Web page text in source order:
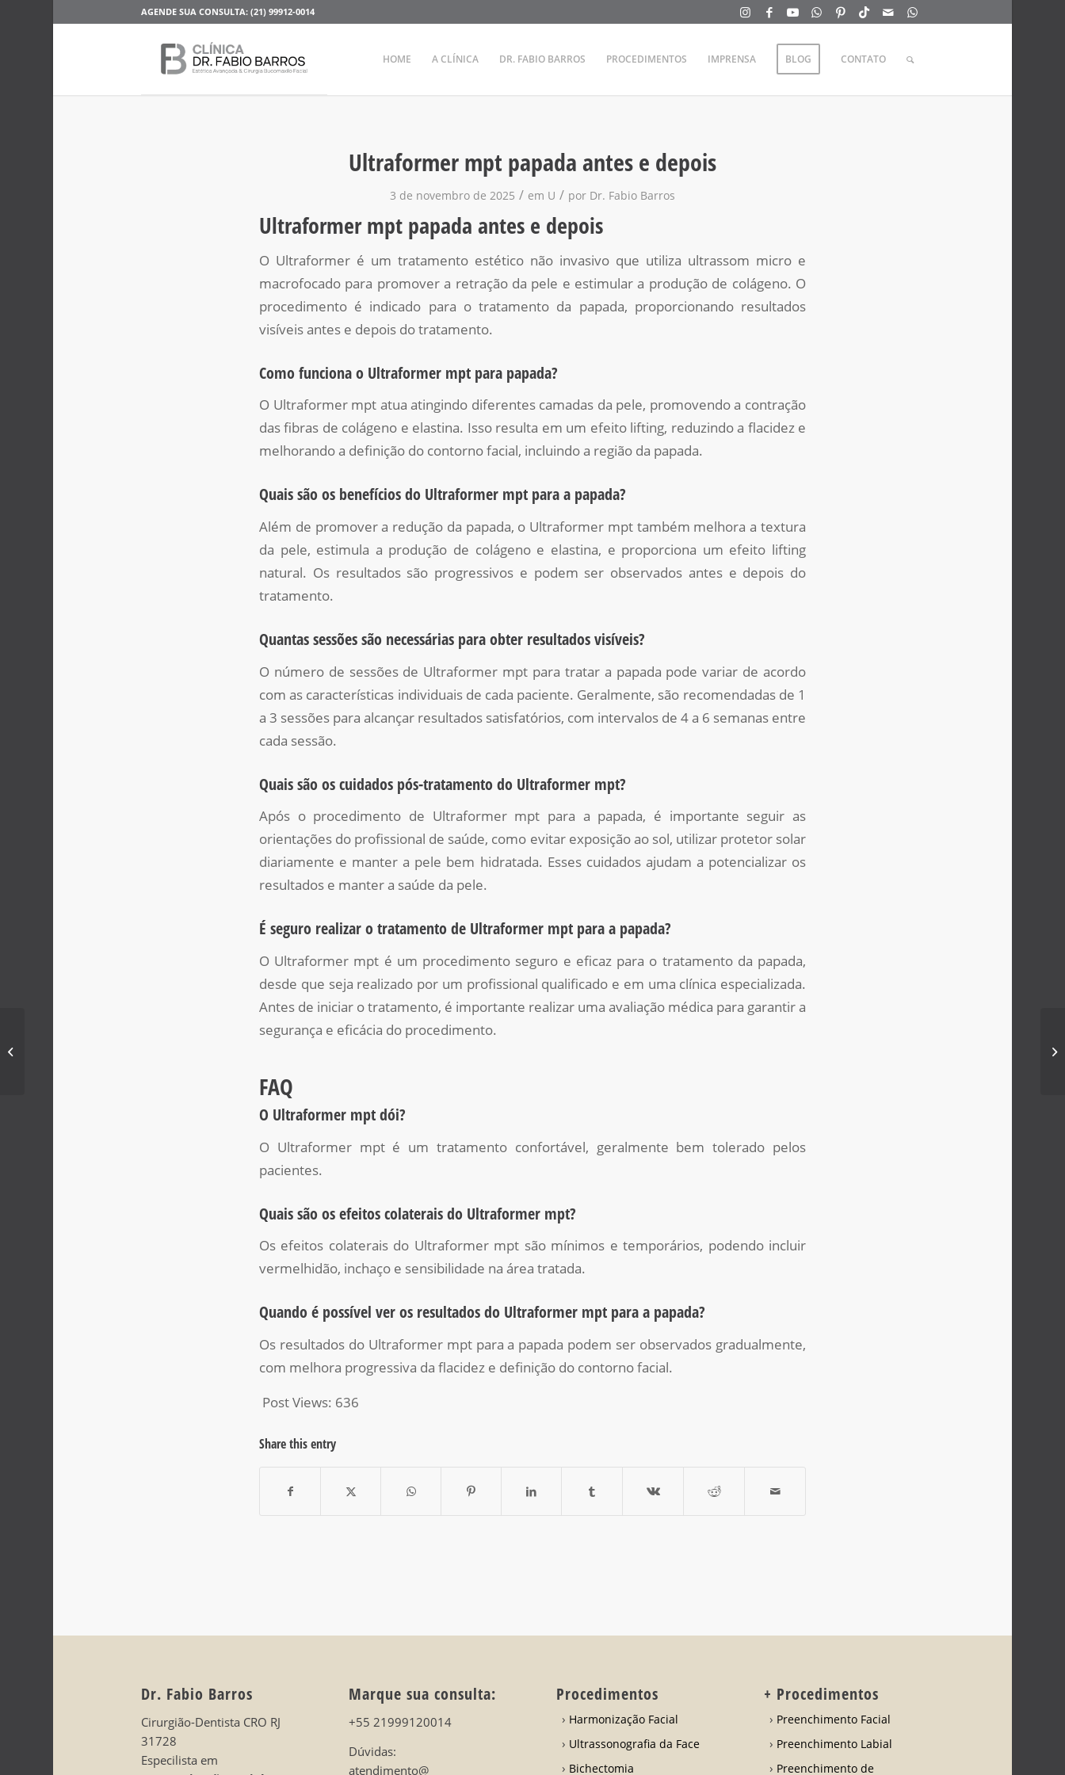
AGENDE SUA CONSULTA: (21) 99912-0014
HOME A CLÍNICA DR. FABIO BARROS PROCEDIMENTOS IMPRENSA BLOG CONTATO
Ultraformer mpt papada antes e depois
3 de novembro de 2025 / em U / por Dr. Fabio Barros
Ultraformer mpt papada antes e depois
O Ultraformer é um tratamento estético não invasivo que utiliza ultrassom micro e
macrofocado para promover a retração da pele e estimular a produção de colágeno. O
procedimento é indicado para o tratamento da papada, proporcionando resultados
visíveis antes e depois do tratamento.
Como funciona o Ultraformer mpt para papada?
O Ultraformer mpt atua atingindo diferentes camadas da pele, promovendo a contração
das fibras de colágeno e elastina. Isso resulta em um efeito lifting, reduzindo a flacidez e
melhorando a definição do contorno facial, incluindo a região da papada.
Quais são os benefícios do Ultraformer mpt para a papada?
Além de promover a redução da papada, o Ultraformer mpt também melhora a textura
da pele, estimula a produção de colágeno e elastina, e proporciona um efeito lifting
natural. Os resultados são progressivos e podem ser observados antes e depois do
tratamento.
Quantas sessões são necessárias para obter resultados visíveis?
O número de sessões de Ultraformer mpt para tratar a papada pode variar de acordo
com as características individuais de cada paciente. Geralmente, são recomendadas de 1
a 3 sessões para alcançar resultados satisfatórios, com intervalos de 4 a 6 semanas entre
cada sessão.
Quais são os cuidados pós-tratamento do Ultraformer mpt?
Após o procedimento de Ultraformer mpt para a papada, é importante seguir as
orientações do profissional de saúde, como evitar exposição ao sol, utilizar protetor solar
diariamente e manter a pele bem hidratada. Esses cuidados ajudam a potencializar os
resultados e manter a saúde da pele.
É seguro realizar o tratamento de Ultraformer mpt para a papada?
O Ultraformer mpt é um procedimento seguro e eficaz para o tratamento da papada,
desde que seja realizado por um profissional qualificado e em uma clínica especializada.
Antes de iniciar o tratamento, é importante realizar uma avaliação médica para garantir a
segurança e eficácia do procedimento.
FAQ
O Ultraformer mpt dói?
O Ultraformer mpt é um tratamento confortável, geralmente bem tolerado pelos
pacientes.
Quais são os efeitos colaterais do Ultraformer mpt?
Os efeitos colaterais do Ultraformer mpt são mínimos e temporários, podendo incluir
vermelhidão, inchaço e sensibilidade na área tratada.
Quando é possível ver os resultados do Ultraformer mpt para a papada?
Os resultados do Ultraformer mpt para a papada podem ser observados gradualmente,
com melhora progressiva da flacidez e definição do contorno facial.
Post Views: 636
Share this entry
Dr. Fabio Barros
Cirurgião-Dentista CRO RJ
31728
Especilista em
Marque sua consulta:
+55 21999120014
Dúvidas:
atendimento@
Procedimentos
Harmonização Facial
Ultrassonografia da Face
Bichectomia
+ Procedimentos
Preenchimento Facial
Preenchimento Labial
Preenchimento de